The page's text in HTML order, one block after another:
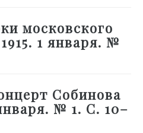
московского
1 января. №
Собинова
№ 1. С. 10–